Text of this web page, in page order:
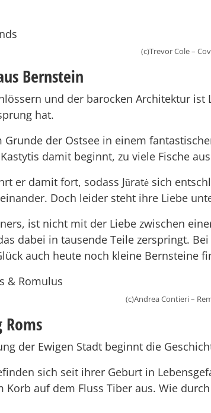
(c)Trevor Cole –
Bernstein
und der barocken Architektur
hat.
Grunde der Ostsee in einem
damit beginnt, zu viele Fische
er damit fort, sodass Jūratė sich
Doch leider steht ihre Liebe
ist nicht mit der Liebe zwischen
dabei in tausende Teile zerspringt.
auch heute noch kleine Bernsteine
(c)Andrea Contieri –
der Ewigen Stadt beginnt die
sich seit ihrer Geburt in
Korb auf dem Fluss Tiber aus. Wie